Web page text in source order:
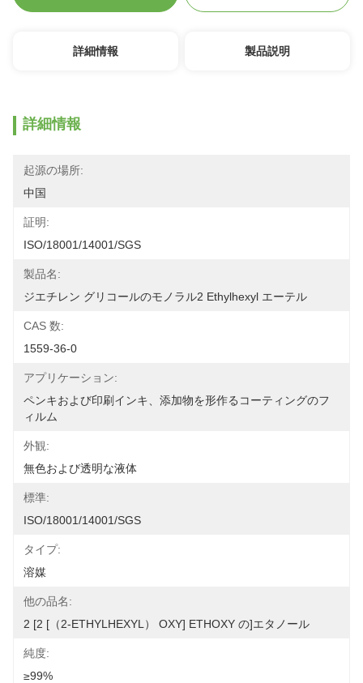
詳細情報 製品説明
詳細情報
起源の場所:
中国
証明:
ISO/18001/14001/SGS
製品名:
ジエチレン グリコールのモノラル2 Ethylhexyl エーテル
CAS 数:
1559-36-0
アプリケーション:
ペンキおよび印刷インキ、添加物を形作るコーティングのフ
ィルム
外観:
無色および透明な液体
標準:
ISO/18001/14001/SGS
タイプ:
溶媒
他の品名:
2 [2 [（2-ETHYLHEXYL） OXY] ETHOXY の]エタノール
純度:
≥99%